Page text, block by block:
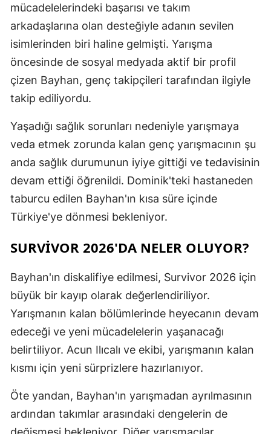
mücadelelerindeki başarısı ve takım
arkadaşlarına olan desteğiyle adanın sevilen
isimlerinden biri haline gelmişti. Yarışma
öncesinde de sosyal medyada aktif bir profil
çizen Bayhan, genç takipçileri tarafından ilgiyle
takip ediliyordu.
Yaşadığı sağlık sorunları nedeniyle yarışmaya
veda etmek zorunda kalan genç yarışmacının şu
anda sağlık durumunun iyiye gittiği ve tedavisinin
devam ettiği öğrenildi. Dominik'teki hastaneden
taburcu edilen Bayhan'ın kısa süre içinde
Türkiye'ye dönmesi bekleniyor.
SURVIVOR 2026'DA NELER OLUYOR?
Bayhan'ın diskalifiye edilmesi, Survivor 2026 için
büyük bir kayıp olarak değerlendiriliyor.
Yarışmanın kalan bölümlerinde heyecanın devam
edeceği ve yeni mücadelelerin yaşanacağı
belirtiliyor. Acun Ilıcalı ve ekibi, yarışmanın kalan
kısmı için yeni sürprizlere hazırlanıyor.
Öte yandan, Bayhan'ın yarışmadan ayrılmasının
ardından takımlar arasındaki dengelerin de